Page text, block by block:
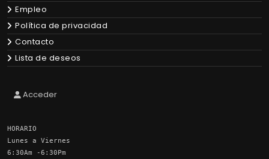
Empleo
Política de privacidad
Contacto
Lista de deseos
Acceder
HORARIO
Lunes a Viernes
6:30Am -6:30Pm